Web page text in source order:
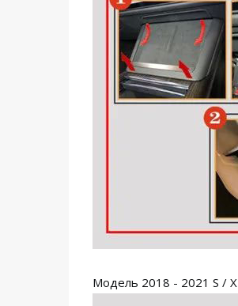
Модель 2018 - 2021 S / X